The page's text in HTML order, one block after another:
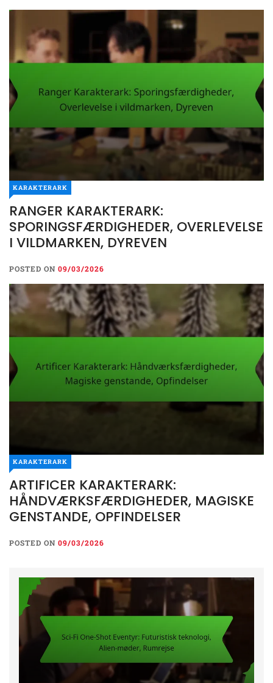
KARAKTERARK
RANGER KARAKTERARK:
SPORINGSFÆRDIGHEDER, OVERLEVELSE
I VILDMARKEN, DYREVEN
POSTED ON 09/03/2026
KARAKTERARK
ARTIFICER KARAKTERARK:
HÅNDVÆRKSFÆRDIGHEDER, MAGISKE
GENSTANDE, OPFINDELSER
POSTED ON 09/03/2026